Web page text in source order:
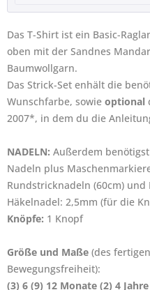
Das T-Shirt ist ein Basic-
oben mit der Sandnes
Baumwollgarn.
Das Strick-Set enhält die
Wunschfarbe, sowie optional
2007*, in dem du die
NADELN: Außerdem
Nadeln plus
Rundstricknadeln (60cm)
Häkelnadel: 2,5mm (für die
Knöpfe: 1 Knopf
Größe und Maße (des
Bewegungsfreiheit):
(3) 6 (9) 12 Monate (2) 4 Jahre